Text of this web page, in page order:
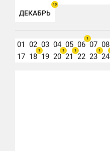
ДЕКАБРЬ
10
01 02 03 04 05 06
1
07 08
17 18
1
19 20
1
21
1
22 23
1
24